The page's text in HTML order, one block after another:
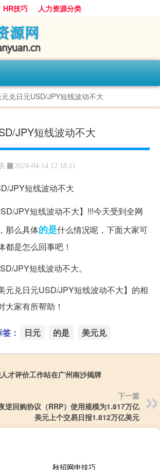
HR技巧 人力资源分类
元兑日元USD/JPY短线波动不大
JPY短线波动不大
2024-04-14 12:18:11
JPY短线波动不大】!!!今天受到全网
那么具体的是什么情况呢，下面大家可
都是怎么回事吧！
JPY短线波动不大。
元兑日元USD/JPY短线波动不大】的相
大家有所帮助！
： 日元 的是 美元兑
才评价工作站在广州南沙揭牌
下一篇
逆回购协议（RRP）使用规模为1.817万亿
美元上个交易日报1.812万亿美元
秋招网申技巧